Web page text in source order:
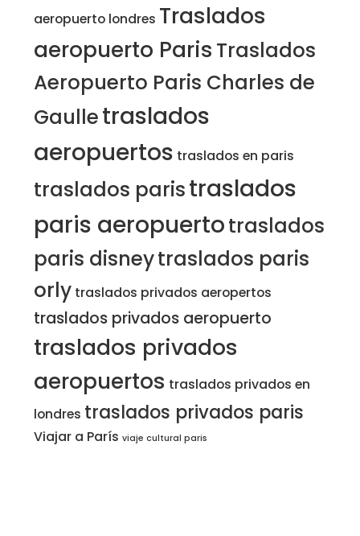
aeropuerto londres Traslados
aeropuerto Paris Traslados
Aeropuerto Paris Charles de
Gaulletraslados
aeropuertos traslados en paris
traslados paristraslados
paris aeropuertotraslados
paris disneytraslados paris
orly traslados privados aeropertos
traslados privados aeropuerto
traslados privados
aeropuertos traslados privados en
londres traslados privados paris
Viajar a París viaje cultural paris